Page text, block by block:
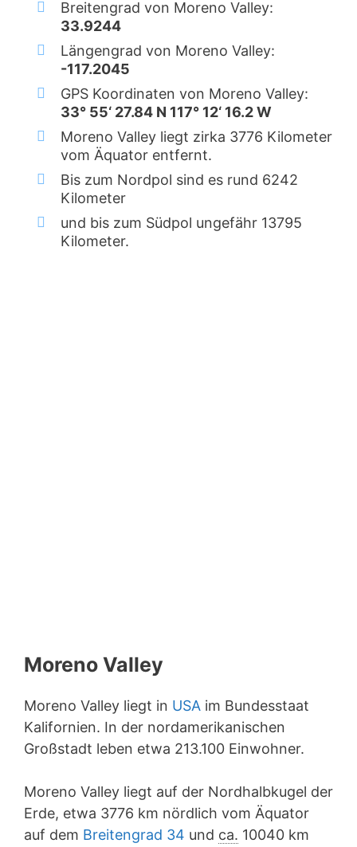
Breitengrad von Moreno Valley:
33.9244
Längengrad von Moreno Valley:
-117.2045
GPS Koordinaten von Moreno Valley:
33° 55‘ 27.84 N 117° 12‘ 16.2 W
Moreno Valley liegt zirka 3776 Kilometer
vom Äquator entfernt.
Bis zum Nordpol sind es rund 6242
Kilometer
und bis zum Südpol ungefähr 13795
Kilometer.
Moreno Valley
Moreno Valley liegt in USA im Bundesstaat
Kalifornien. In der nordamerikanischen
Großstadt leben etwa 213.100 Einwohner.
Moreno Valley liegt auf der Nordhalbkugel der
Erde, etwa 3776 km nördlich vom Äquator
auf dem Breitengrad 34 und ca. 10040 km